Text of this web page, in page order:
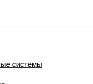
системы